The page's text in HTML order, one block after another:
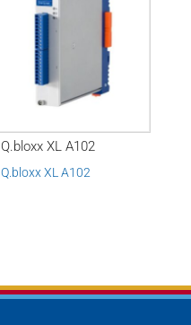
Q.bloxx XL A102
Q.bloxx XL A102